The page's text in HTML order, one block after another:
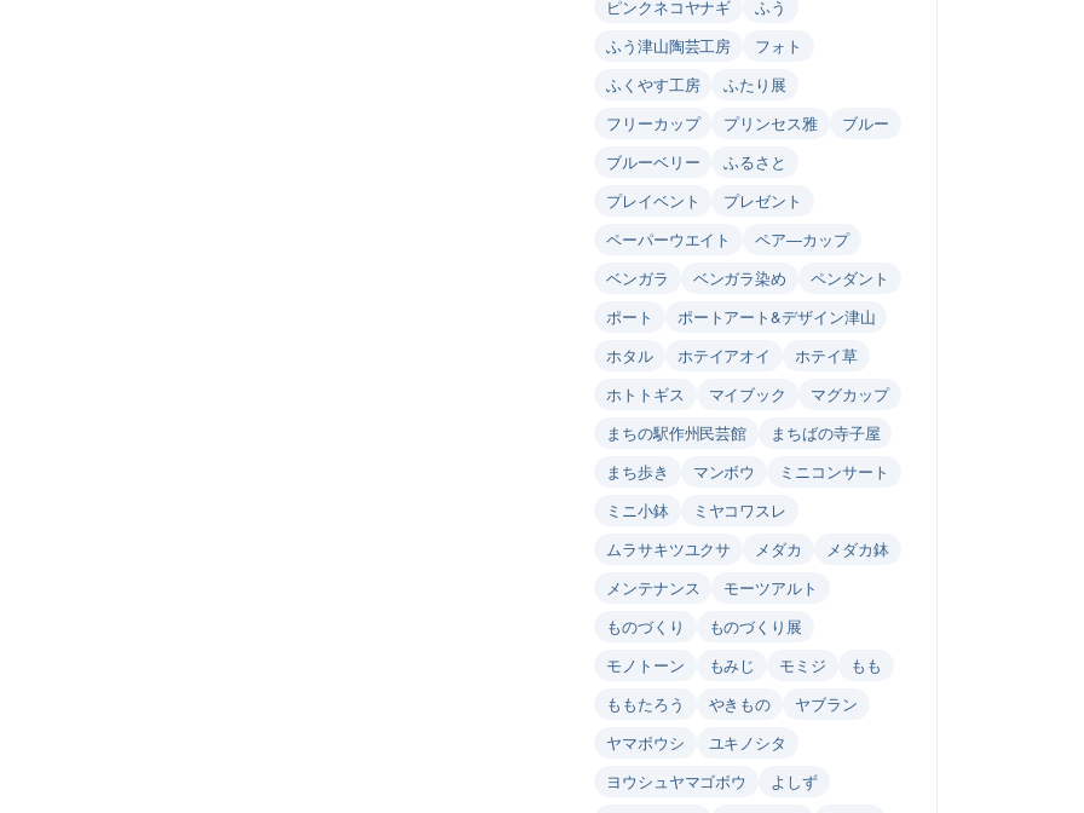
ピンクネコヤナギ
ふう
ふう津山陶芸工房
フォト
ふくやす工房
ふたり展
フリーカップ
プリンセス雅
ブルー
ブルーベリー
ふるさと
プレイベント
プレゼント
ペーパーウエイト
ペア―カップ
ベンガラ
ベンガラ染め
ペンダント
ポート
ポートアート&デザイン津山
ホタル
ホテイアオイ
ホテイ草
ホトトギス
マイブック
マグカップ
まちの駅作州民芸館
まちばの寺子屋
まち歩き
マンボウ
ミニコンサート
ミニ小鉢
ミヤコワスレ
ムラサキツユクサ
メダカ
メダカ鉢
メンテナンス
モーツアルト
ものづくり
ものづくり展
モノトーン
もみじ モミジ
もも
ももたろう
やきもの
ヤブラン
ヤマボウシ
ユキノシタ
ヨウシュヤマゴボウ
よしず